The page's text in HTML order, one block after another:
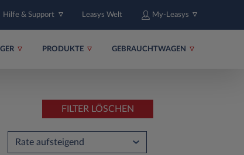
Hilfe & Support Leasys Welt My-Leasys
PRODUKTE GEBRAUCHTWAGEN
FILTER LÖSCHEN